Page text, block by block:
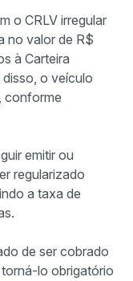
o CRLV irregular
no valor de R$
à Carteira
o veículo
conforme
emitir ou
regularizado
a taxa de
de ser cobrado
lo obrigatório